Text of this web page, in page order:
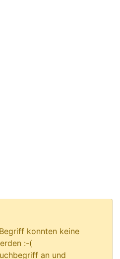
konnten keine
:-(
an und